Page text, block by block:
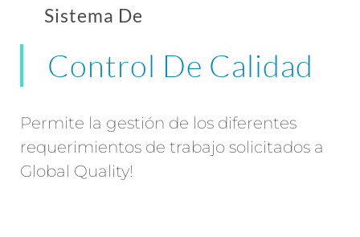
Sistema De
Control De Calidad
Permite la gestión de los diferentes
requerimientos de trabajo solicitados a
Global Quality!